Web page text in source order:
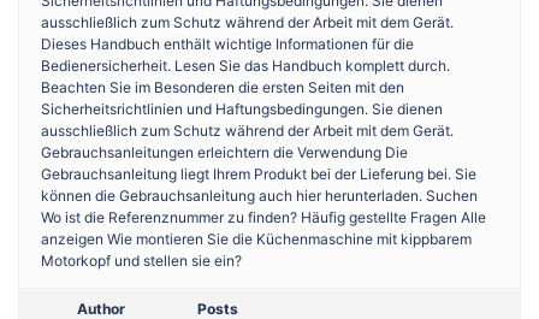
ausschließlich zum Schutz während der Arbeit mit dem Gerät.
Dieses Handbuch enthält wichtige Informationen für die
Bedienersicherheit. Lesen Sie das Handbuch komplett durch.
Beachten Sie im Besonderen die ersten Seiten mit den
Sicherheitsrichtlinien und Haftungsbedingungen. Sie dienen
ausschließlich zum Schutz während der Arbeit mit dem Gerät.
Gebrauchsanleitungen erleichtern die Verwendung Die
Gebrauchsanleitung liegt Ihrem Produkt bei der Lieferung bei. Sie
können die Gebrauchsanleitung auch hier herunterladen. Suchen
Wo ist die Referenznummer zu finden? Häufig gestellte Fragen Alle
anzeigen Wie montieren Sie die Küchenmaschine mit kippbarem
Motorkopf und stellen sie ein?
Author Posts